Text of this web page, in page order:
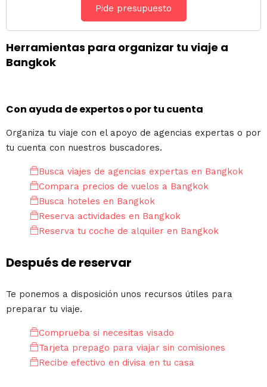
Pide presupuesto
Herramientas para organizar tu viaje a
Bangkok
Con ayuda de expertos o por tu cuenta
Organiza tu viaje con el apoyo de agencias expertas o por
tu cuenta con nuestros buscadores.
Busca viajes de agencias expertas en Bangkok
Compara precios de vuelos a Bangkok
Busca hoteles en Bangkok
Reserva actividades en Bangkok
Reserva tu coche de alquiler en Bangkok
Después de reservar
Te ponemos a disposición unos recursos útiles para
preparar tu viaje.
Comprueba si necesitas visado
Tarjeta prepago para viajar sin comisiones
Recibe efectivo en divisa en tu casa